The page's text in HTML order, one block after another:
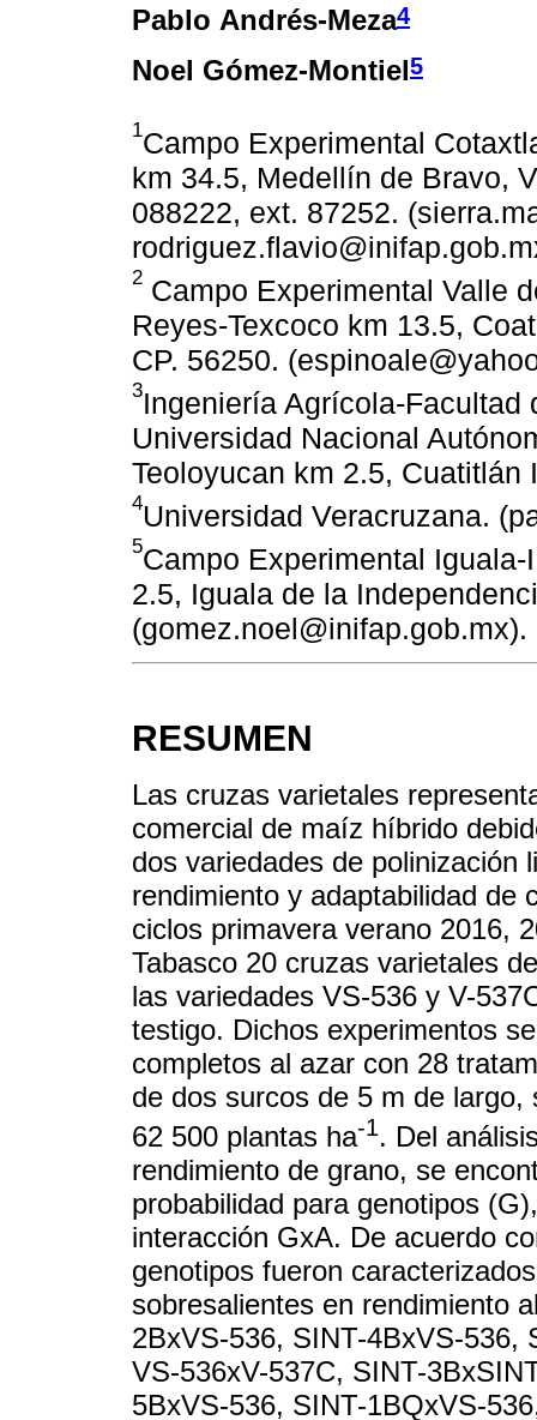
Pablo Andrés-Meza4
Noel Gómez-Montiel5
1Campo Experimental
km 34.5, Medellín de Bravo,
088222, ext. 87252.
2 Campo Experimental Valle
Reyes-Texcoco km 13.5,
CP. 56250.
3Ingeniería Agrícola-
Universidad Nacional
Teoloyucan km 2.5,
4Universidad Veracruzana.
5Campo Experimental
2.5, Iguala de la
(gomez.noel@inifap.gob.mx).
RESUMEN
Las cruzas varietales
comercial de maíz híbrido
dos variedades de polinización
rendimiento y adaptabilidad de
ciclos primavera verano 2016,
Tabasco 20 cruzas varietales
las variedades VS-536 y V-
testigo. Dichos experimentos
completos al azar con 28
de dos surcos de 5 m de
62 500 plantas ha-1. Del
rendimiento de grano, se
probabilidad para genotipos
interacción GxA. De acuerdo
genotipos fueron
sobresalientes en rendimiento
2BxVS-536, SINT-4BxVS-536,
VS-536xV-537C, SINT-
5BxVS-536, SINT-1BQxVS-